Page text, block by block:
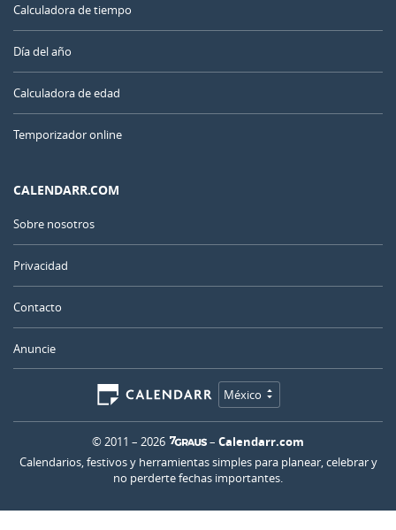
Calculadora de tiempo
Día del año
Calculadora de edad
Temporizador online
CALENDARR.COM
Sobre nosotros
Privacidad
Contacto
Anuncie
México
© 2011 – 2026 – Calendarr.com
Calendarios, festivos y herramientas simples para planear, celebrar y
no perderte fechas importantes.